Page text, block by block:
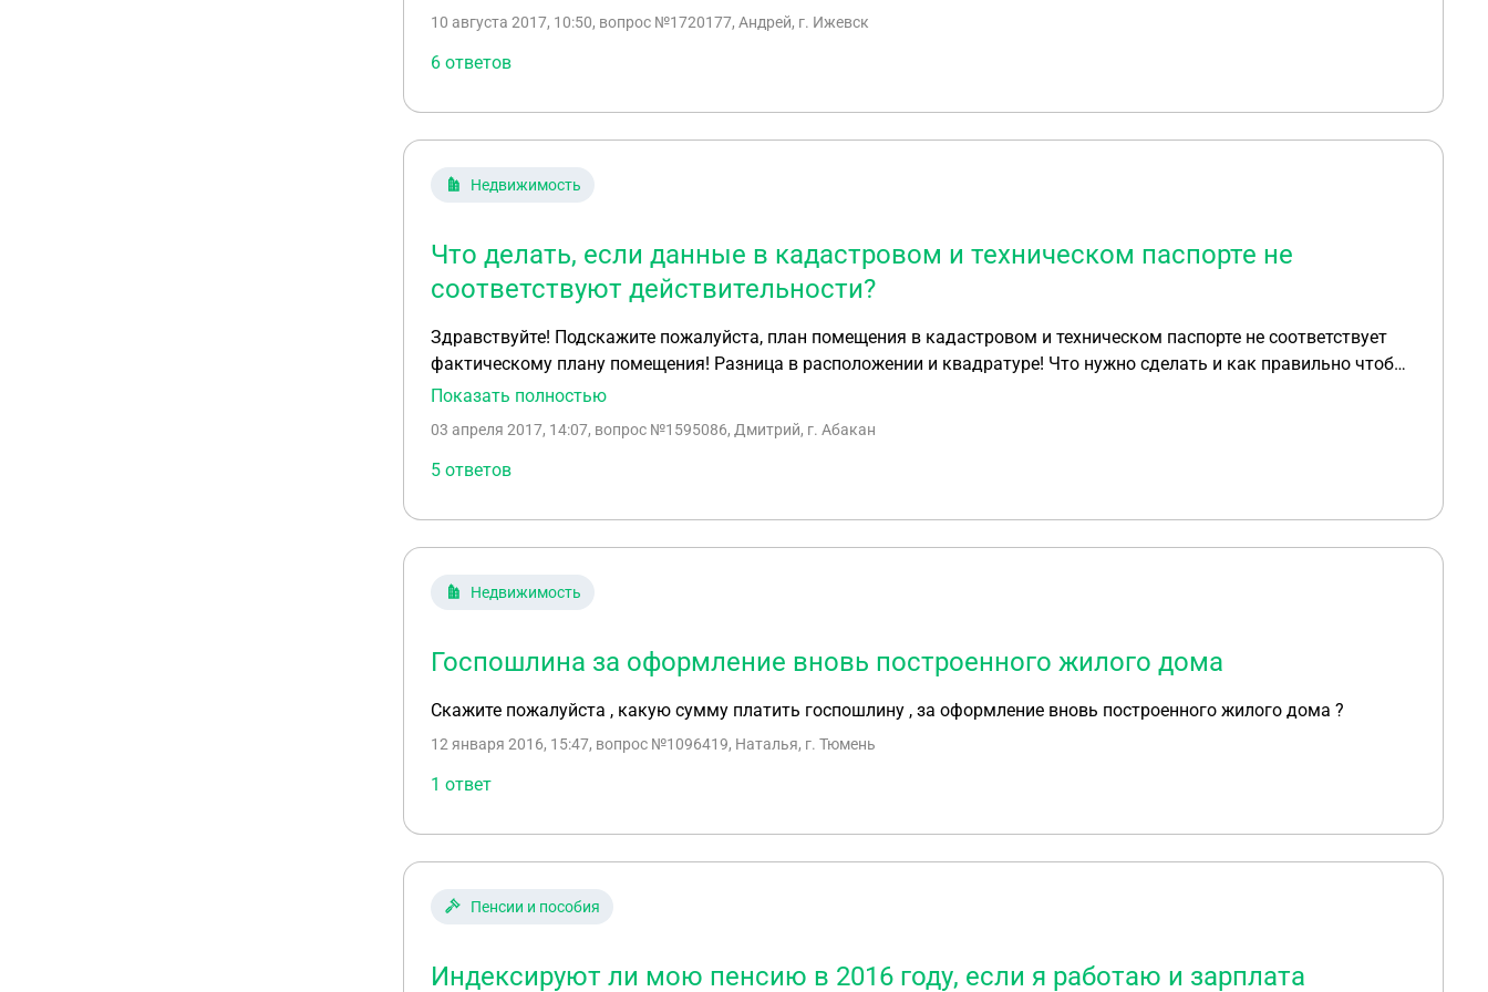
долга.
10 августа 2017, 10:50, вопрос №1720177, Андрей, г. Ижевск
6 ответов
Недвижимость
Что делать, если данные в кадастровом и техническом паспорте не
соответствуют действительности?
Здравствуйте! Подскажите пожалуйста, план помещения в кадастровом и техническом паспорте не соответствует
фактическому плану помещения! Разница в расположении и квадратуре! Что нужно сделать и как правильно чтобы
это все узаконить, если это конечно возможно? Помещение когда то было в собственности у муниципалитета!
самом деле.
Показать полностью
03 апреля 2017, 14:07, вопрос №1595086, Дмитрий, г. Абакан
5 ответов
Недвижимость
Госпошлина за оформление вновь построенного жилого дома
Скажите пожалуйста , какую сумму платить госпошлину , за оформление вновь построенного жилого дома ?
12 января 2016, 15:47, вопрос №1096419, Наталья, г. Тюмень
1 ответ
Пенсии и пособия
Индексируют ли мою пенсию в 2016 году, если я работаю и зарплата